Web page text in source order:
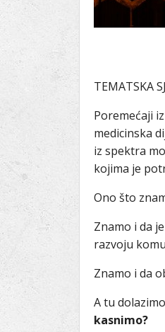
TEMATSKA
Poremećaji
medicinska
iz spektra
kojima je
Ono što
Znamo i da
razvoju
Znamo i da
A tu
kasnimo?